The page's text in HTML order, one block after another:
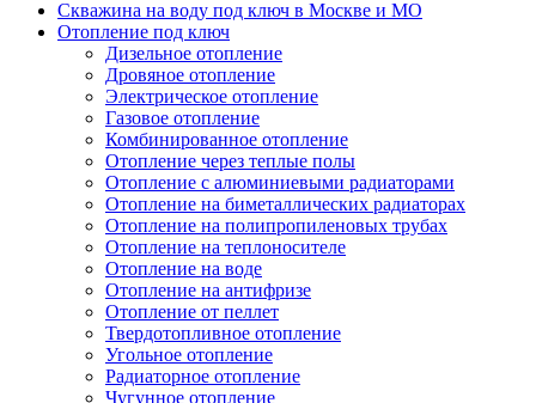
Скважина на воду под ключ в Москве и МО
Отопление под ключ
Дизельное отопление
Дровяное отопление
Электрическое отопление
Газовое отопление
Комбинированное отопление
Отопление через теплые полы
Отопление с алюминиевыми радиаторами
Отопление на биметаллических радиаторах
Отопление на полипропиленовых трубах
Отопление на теплоносителе
Отопление на воде
Отопление на антифризе
Отопление от пеллет
Твердотопливное отопление
Угольное отопление
Радиаторное отопление
Чугунное отопление